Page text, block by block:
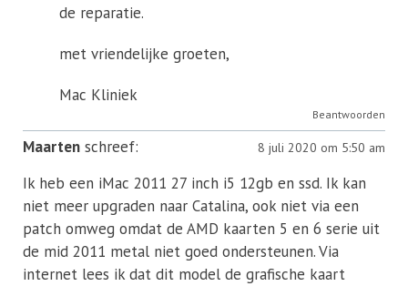
de reparatie.
met vriendelijke groeten,
Mac Kliniek
Beantwoorden
Maarten schreef: 8 juli 2020 om 5:50 am
Ik heb een iMac 2011 27 inch i5 12gb en ssd. Ik kan
niet meer upgraden naar Catalina, ook niet via een
patch omweg omdat de AMD kaarten 5 en 6 serie uit
de mid 2011 metal niet goed ondersteunen. Via
internet lees ik dat dit model de grafische kaart